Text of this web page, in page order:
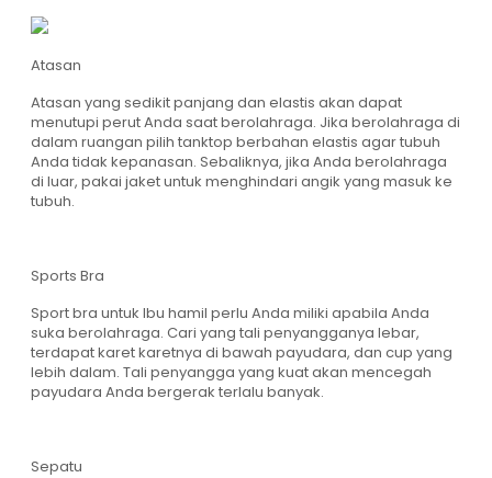
Atasan
Atasan yang sedikit panjang dan elastis akan dapat
menutupi perut Anda saat berolahraga. Jika berolahraga di
dalam ruangan pilih tanktop berbahan elastis agar tubuh
Anda tidak kepanasan. Sebaliknya, jika Anda berolahraga
di luar, pakai jaket untuk menghindari angik yang masuk ke
tubuh.
Sports Bra
Sport bra untuk Ibu hamil perlu Anda miliki apabila Anda
suka berolahraga. Cari yang tali penyangganya lebar,
terdapat karet karetnya di bawah payudara, dan cup yang
lebih dalam. Tali penyangga yang kuat akan mencegah
payudara Anda bergerak terlalu banyak.
Sepatu